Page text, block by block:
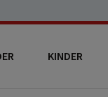
KINDER